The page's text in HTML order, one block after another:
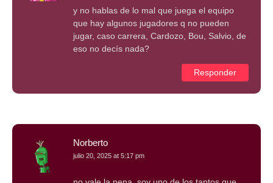
y no hablas de lo mal que juega el equipo
que hay algunos jugadores q no pueden
jugar, caso carrera, Cardozo, Bou, Salvio, de
eso no decís nada?
Responder
Norberto
julio 20, 2025 at 5:17 pm